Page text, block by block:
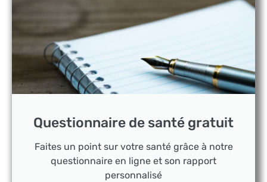
Questionnaire de santé gratuit
Faites un point sur votre santé grâce à notre
questionnaire en ligne et son rapport
personnalisé